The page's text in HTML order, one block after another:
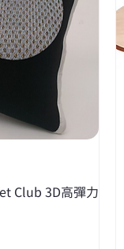
Club 3D高彈力